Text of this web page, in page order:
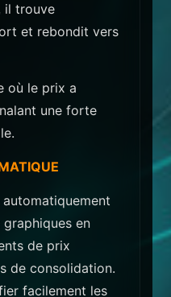
il trouve
et rebondit vers
où le prix a
une forte
en
de prix
de consolidation.
facilement les